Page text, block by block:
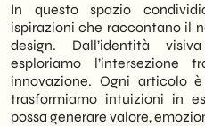
In questo spazio
ispirazioni che raccontano il
design. Dall’identità
esploriamo l’intersezione
innovazione. Ogni articolo
trasformiamo intuizioni in
possa generare valore,